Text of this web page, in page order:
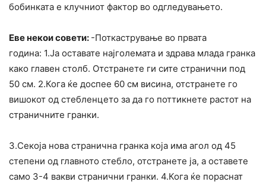
бобинката е клучниот фактор во одгледувањето.
Еве некои совети: -Поткастрување во првата
година: 1.Ја оставате најголемата и здрава млада гранка
како главен столб. Отстранете ги сите странични под
50 см. 2.Кога ќе доспее 60 см висина, отстранете го
вишокот од стебленцето за да го поттикнете растот на
страничните гранки.
3.Секоја нова странична гранка која има агол од 45
степени од главното стебло, отстранете ја, а оставете
само 3-4 вакви странични гранки. 4.Кога ќе пораснат